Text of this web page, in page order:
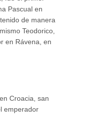
Pascual en
de manera
Teodorico,
en Rávena, en
Croacia, san
emperador